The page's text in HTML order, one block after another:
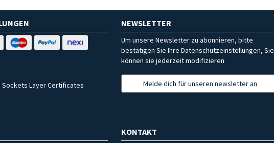
Sockets Layer Certificates
NEWSLETTER
Um unsere Newsletter zu abonnieren, bitte
bestätigen Sie Ihre Datenschutzeinstellungen, Sie
können sie jederzeit modifizieren
Melde dich für unseren newsletter an
KONTAKT